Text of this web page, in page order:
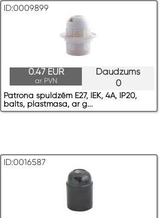
ID:0009899
Daudzums
0
0.47 EUR
ar PVN
Patrona spuldzēm E27, IEK, 4A, IP20,
balts, plastmasa, ar g...
ID:0016587